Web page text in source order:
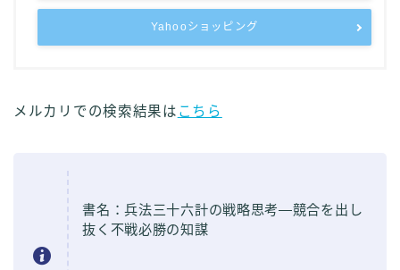
Yahooショッピング
メルカリでの検索結果は こちら
書名：兵法三十六計の戦略思考―競合を出し
抜く不戦必勝の知謀